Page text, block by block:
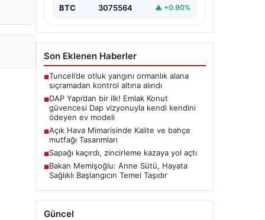
BTC 3075564 ▲ +0.90%
Son Eklenen Haberler
■Tunceli’de otluk yangını ormanlık alana
sıçramadan kontrol altına alındı
■DAP Yapı’dan bir ilk! Emlak Konut
güvencesi Dap vizyonuyla kendi kendini
ödeyen ev modeli
■Açık Hava Mimarisinde Kalite ve bahçe
mutfağı Tasarımları
■Sapağı kaçırdı, zincirleme kazaya yol açtı
■Bakan Memişoğlu: Anne Sütü, Hayata
Sağlıklı Başlangıcın Temel Taşıdır
Güncel